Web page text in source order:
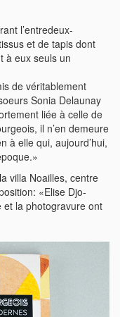
l’entredeux-
et de tapis dont
à eux seuls un
de véritablement
Sonia Delaunay
liée à celle de
il n’en demeure
à elle qui, aujourd’hui,
villa Noailles, centre
«Elise Djo-
et la photogravure ont